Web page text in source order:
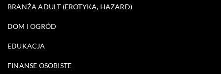
BRANŻA ADULT (EROTYKA, HAZARD)
DOM I OGRÓD
EDUKACJA
FINANSE OSOBISTE